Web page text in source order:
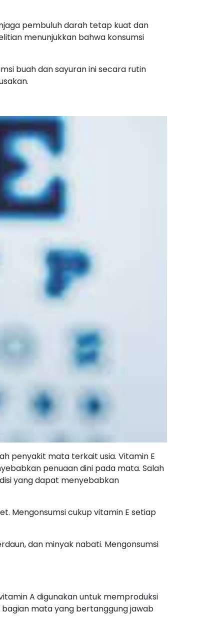
pembuluh darah tetap kuat dan
menunjukkan bahwa konsumsi
buah dan sayuran ini secara rutin
penyakit mata terkait usia. Vitamin E
penuaan dini pada mata. Salah
yang dapat menyebabkan
Mengonsumsi cukup vitamin E setiap
dan minyak nabati. Mengonsumsi
A digunakan untuk memproduksi
mata yang bertanggung jawab